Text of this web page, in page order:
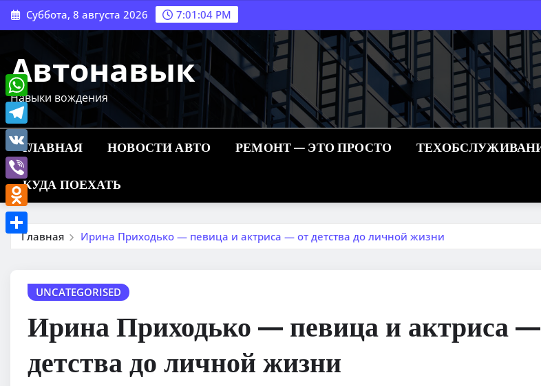
Перейти
к
Суббота, 8 августа 2026 7:01:05 PM
Автонавык
Навыки вождения
ГЛАВНАЯ НОВОСТИ АВТО РЕМОНТ — ЭТО ПРОСТО
КУДА ПОЕХАТЬ
Главная Ирина Приходько — певица и актриса — от детства до личной жизни
UNCATEGORISED
Ирина Приходько — певица и актриса
детства до личной жизни
WhatsApp
Telegram
VK
Viber
Odnoklassniki
Отправить